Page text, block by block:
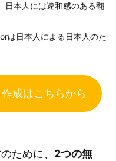
日本人には違和感のある翻
は日本人による日本人のた
成はこちらから
ために、 2つの無